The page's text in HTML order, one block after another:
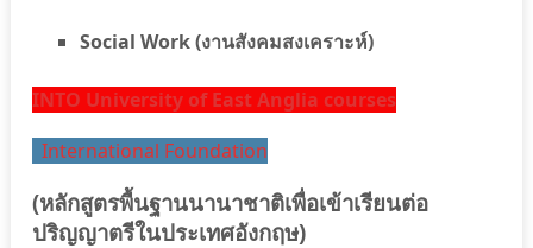
Social Work (งานสังคมสงเคราะห์)
INTO University of East Anglia courses
International Foundation
(หลักสูตรพื้นฐานนานาชาติเพื่อเข้าเรียนต่อ
ปริญญาตรีในประเทศอังกฤษ)